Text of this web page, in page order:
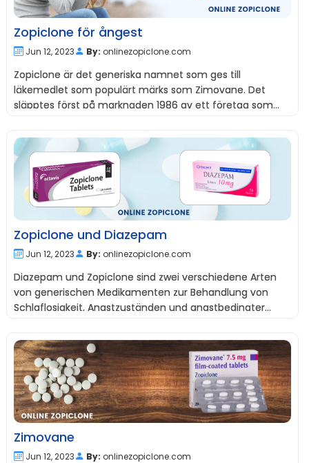
Zopiclone för ångest
Jun 12, 2023 By: onlinezopiclone.com
Zopiclone är det generiska namnet som ges till
läkemedlet som populärt märks som Zimovane. Det
släpptes först på marknaden 1986 av ett företag som
läkemedelsföretaget Sanofi-Aventis.
Zopiclone und Diazepam
Jun 12, 2023 By: onlinezopiclone.com
Diazepam und Zopiclone sind zwei verschiedene Arten
von generischen Medikamenten zur Behandlung von
Schlaflosigkeit, Angstzuständen und angstbedingter
Zimovane
Jun 12, 2023 By: onlinezopiclone.com